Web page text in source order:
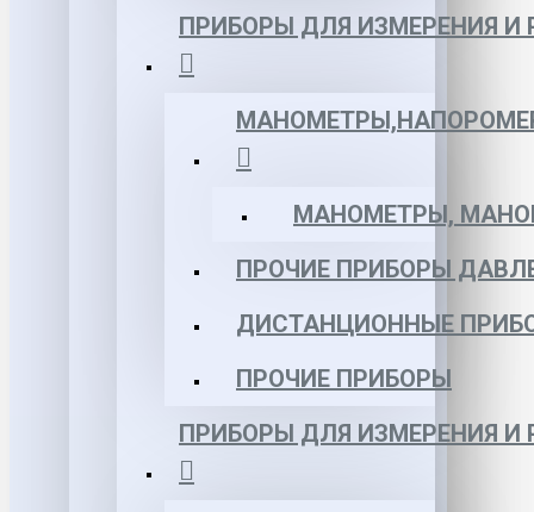
ПРИБОРЫ ДЛЯ ИЗМЕРЕНИЯ И
МАНОМЕТРЫ,
ПРОЧИЕ ПРИБОРЫ
ДИСТАНЦИОННЫЕ
ПРОЧИЕ ПРИБОРЫ
ПРИБОРЫ ДЛЯ ИЗМЕРЕНИЯ И